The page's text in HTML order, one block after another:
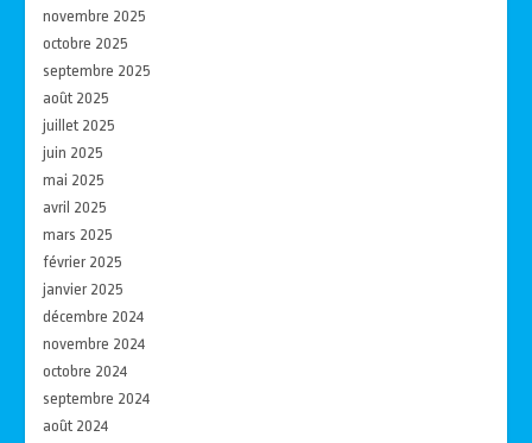
novembre 2025
octobre 2025
septembre 2025
août 2025
juillet 2025
juin 2025
mai 2025
avril 2025
mars 2025
février 2025
janvier 2025
décembre 2024
novembre 2024
octobre 2024
septembre 2024
août 2024